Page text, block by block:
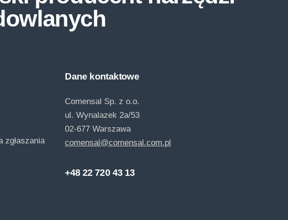
zgłaszania
Dane kontaktowe
Comensal Sp. z o.o.
ul. Wynalazek 2a/53
02-677 Warszawa
comensal@comensal.com.pl
+48 22 720 43 13